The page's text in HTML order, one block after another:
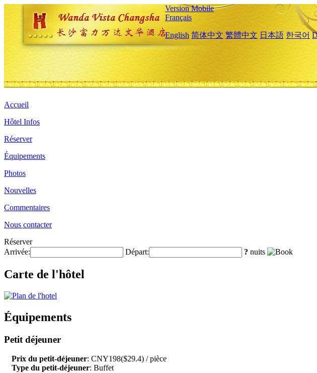
Version Mobile
Français
English 简体中文 繁體中文 日本語 한국어
Accueil
Hôtel Infos
Réserver
Équipements
Photos
Nouvelles
Commentaires
Nous contacter
Réserver
Arrivée:
Départ: ? nuits
Carte de l'hôtel
Équipements
Petit déjeuner
Prix du petit-déjeuner: CNY198($29.4) / pièce
Type du petit-déjeuner: Buffet